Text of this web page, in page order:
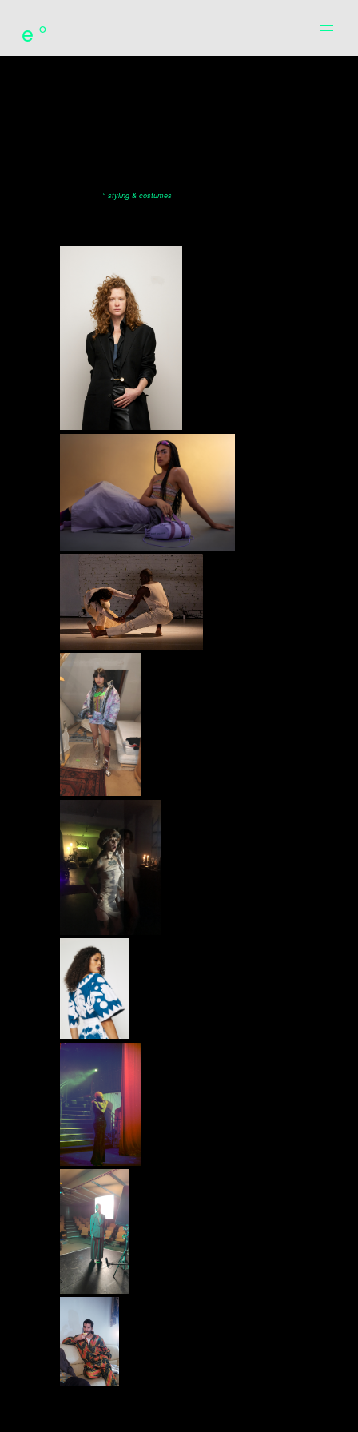
e°
° styling & costumes